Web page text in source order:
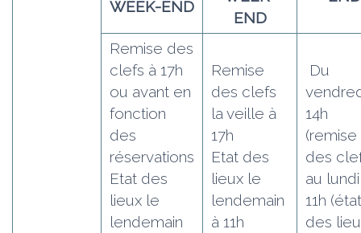
WEEK-END
END
Remise des
clefs à 17h
ou avant en
fonction
des
réservations
Etat des
lieux le
lendemain
Remise
des clefs
la veille à
17h
Etat des
lieux le
lendemain
à 11h
Du
14h
(remise
des
au lundi
11h (état
des